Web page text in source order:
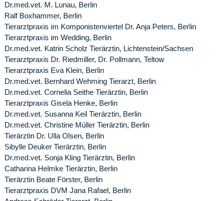
Dr.med.vet. M. Lunau, Berlin
Ralf Boxhammer, Berlin
Tierarztpraxis im Komponistenviertel Dr. Anja Peters, Berlin
Tierarztpraxis im Wedding, Berlin
Dr.med.vet. Katrin Scholz Tierärztin, Lichtenstein/Sachsen
Tierarztpraxis Dr. Riedmiller, Dr. Pollmann, Teltow
Tierarztpraxis Eva Klein, Berlin
Dr.med.vet. Bernhard Wehming Tierarzt, Berlin
Dr.med.vet. Cornelia Seithe Tierärztin, Berlin
Tierarztpraxis Gisela Henke, Berlin
Dr.med.vet. Susanna Keil Tierärztin, Berlin
Dr.med.vet. Christine Müller Tierärztin, Berlin
Tierärztin Dr. Ulla Olsen, Berlin
Sibylle Deuker Tierärztin, Berlin
Dr.med.vet. Sonja Kling Tierärztin, Berlin
Catharina Helmke Tierärztin, Berlin
Tierärztin Beate Förster, Berlin
Tierarztpraxis DVM Jana Rafael, Berlin